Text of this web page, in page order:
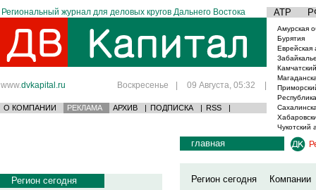
Региональный журнал для деловых кругов Дальнего Востока АТР
www.dvkapital.ru Воскресенье | 09 Августа, 05:32 |
О КОМПАНИИ РЕКЛАМА АРХИВ | ПОДПИСКА | RSS |
Амурская
Бурятия
Еврейская
Чукотский
Регион сегодня
главная
Регион сегодня
Компании